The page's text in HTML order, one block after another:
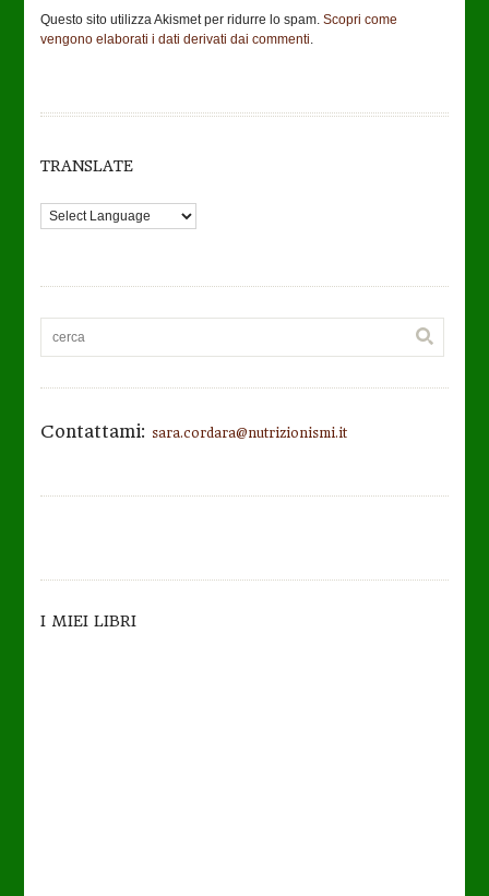
Questo sito utilizza Akismet per ridurre lo spam.Scopri come
vengono elaborati i dati derivati dai commenti.
TRANSLATE
Contattami: sara.cordara@nutrizionismi.it
I MIEI LIBRI